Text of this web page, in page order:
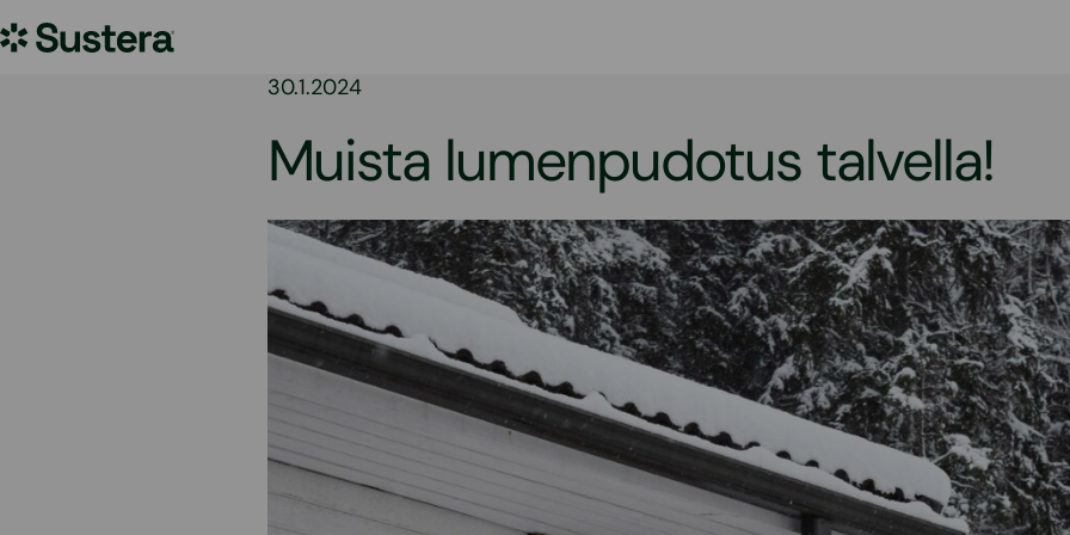
sisältöön
Sustera
30.1.2024
Muista lumenpudotus talvella!